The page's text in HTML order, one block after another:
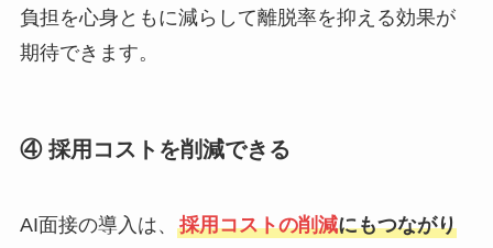
負担を心身ともに減らして離脱率を抑える効果が
期待できます。
④ 採用コストを削減できる
AI面接の導入は、 採用コストの削減にもつながり